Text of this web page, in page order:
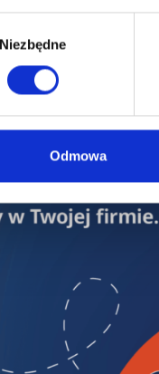
Niezbędne
Odmowa
rzeczowych.